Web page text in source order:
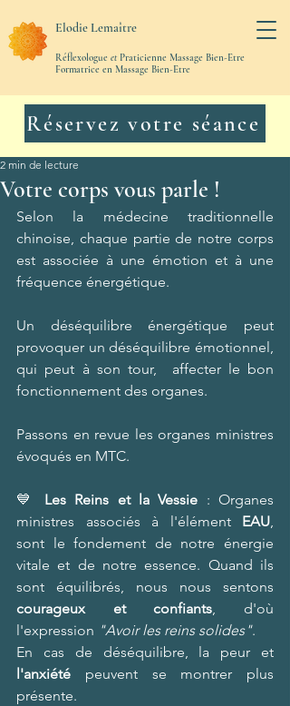
Elodie Lemaître
Réflexologue et Praticienne Massage Bien-Etre
Formatrice en Massage Bien-Etre
Réservez votre séance
Votre corps vous parle !
2 min de lecture
Selon la médecine traditionnelle
chinoise, chaque partie de notre corps
est associée à une émotion et à une
fréquence énergétique.
Un déséquilibre énergétique peut
provoquer un déséquilibre émotionnel,
qui peut à son tour,  affecter le bon
fonctionnement des organes.
Passons en revue les organes ministres
évoqués en MTC.
💙 Les Reins et la Vessie : Organes
ministres associés à l'élément EAU,
sont le fondement de notre énergie
vitale et de notre essence. Quand ils
courageux et confiants, d'où
l'expression "Avoir les reins solides".
l'anxiété peuvent se montrer plus
présente.